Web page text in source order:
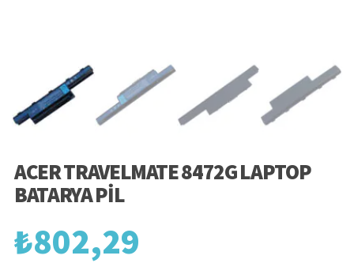
ACER TRAVELMATE 8472G LAPTOP
BATARYA PIL
₺802,29